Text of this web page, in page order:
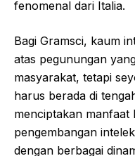
fenomenal dari Italia.
Bagi Gramsci, kaum
atas pegunungan
masyarakat, tetapi
harus berada di
menciptakan manfaat
pengembangan
dengan berbagai